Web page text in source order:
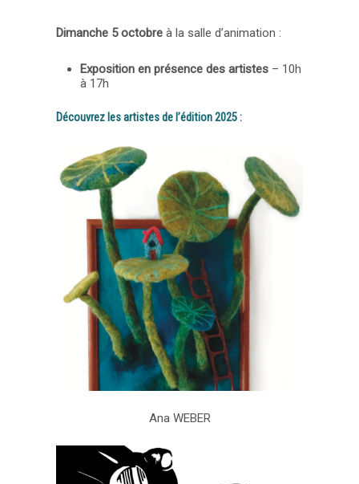
Dimanche 5 octobre à la salle d’animation :
Exposition en présence des artistes – 10h
à 17h
Découvrez les artistes de l’édition 2025 :
Ana WEBER